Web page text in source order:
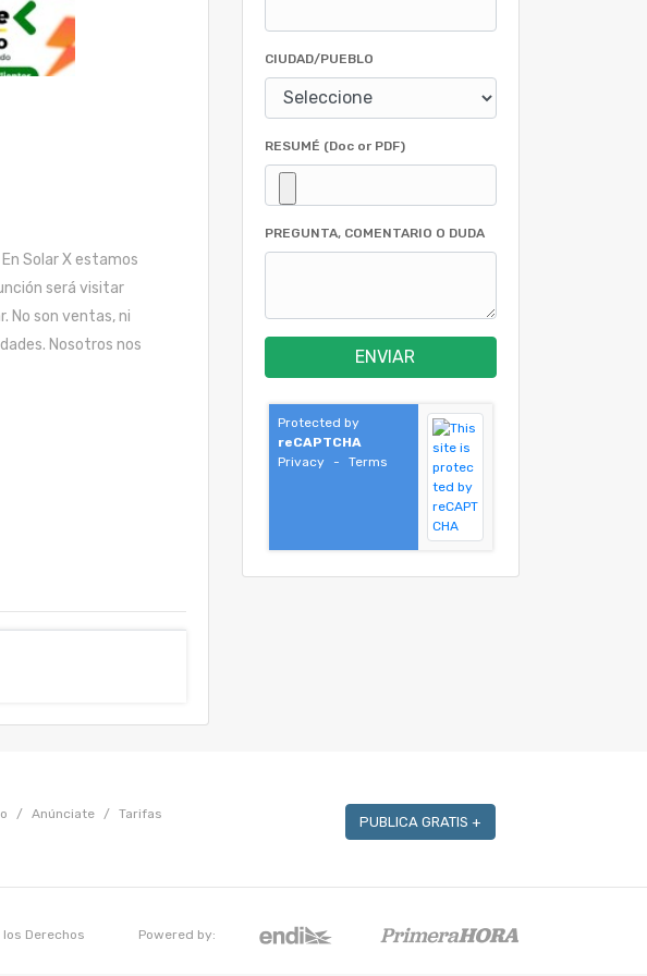
Solar X estamos
será visitar
No son ventas, ni
Nosotros nos
CIUDAD/PUEBLO
RESUMÉ (Doc or PDF)
PREGUNTA, COMENTARIO O DUDA
ENVIAR
Protected by
reCAPTCHA
Privacy
- Terms
/ Anúnciate / Tarifas PUBLICA GRATIS +
los Derechos
Powered by: